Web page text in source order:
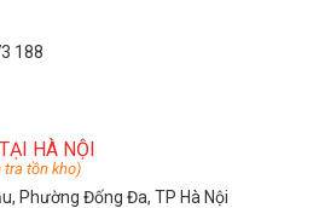
188
HÀ NỘI
tồn kho)
Phường Đống Đa, TP Hà Nội